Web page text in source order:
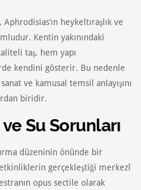
heykeltıraşlık ve
Kentin yakınındaki
taş, hem yapı
kendini gösterir. Bu nedenle
ve kamusal temsil anlayışını
biridir.
Su Sorunları
düzeninin önünde bir
gerçekleştiği merkezî
opus sectile olarak